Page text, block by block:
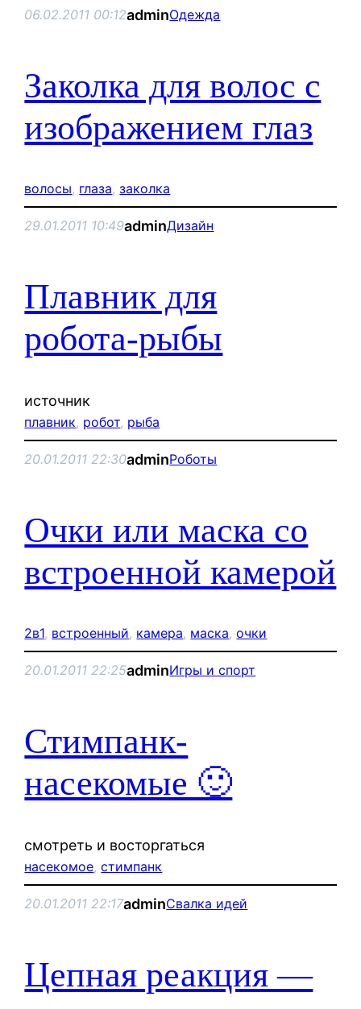
06.02.2011 00:12adminОдежда
Заколка для волос с
изображением глаз
волосы, глаза, заколка
29.01.2011 10:49adminДизайн
Плавник для
робота-рыбы
источник
плавник, робот, рыба
20.01.2011 22:30adminРоботы
Очки или маска со
встроенной камерой
2в1, встроенный, камера, маска, очки
20.01.2011 22:25adminИгры и спорт
Стимпанк-
насекомые 🙂
смотреть и восторгаться
насекомое, стимпанк
20.01.2011 22:17adminСвалка идей
Цепная реакция —